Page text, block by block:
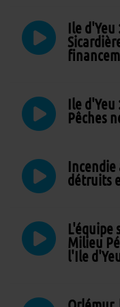
Ile d'Yeu
Ile d'Yeu
Pêches
Incendie
détruits
L'équipe
Milieu
l'Ile